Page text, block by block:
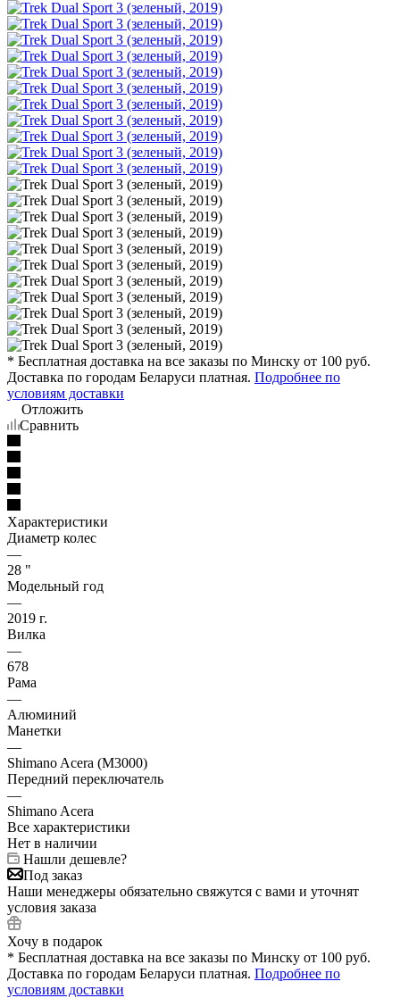
* Бесплатная доставка на все заказы по Минску от 100 руб.
Доставка по городам Беларуси платная. Подробнее по
условиям доставки
Отложить
Сравнить
Характеристики
Диаметр колес
—
28 "
Модельный год
—
2019 г.
Вилка
—
678
Рама
—
Алюминий
Манетки
—
Shimano Acera (M3000)
Передний переключатель
—
Shimano Acera
Все характеристики
Нет в наличии
Нашли дешевле?
Под заказ
Наши менеджеры обязательно свяжутся с вами и уточнят
условия заказа
Хочу в подарок
* Бесплатная доставка на все заказы по Минску от 100 руб.
Доставка по городам Беларуси платная. Подробнее по
условиям доставки